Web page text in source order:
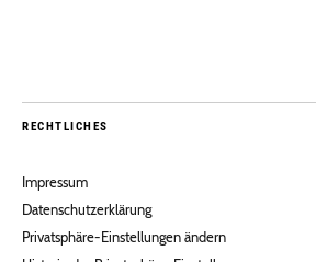
RECHTLICHES
Impressum
Datenschutzerklärung
Privatsphäre-Einstellungen ändern